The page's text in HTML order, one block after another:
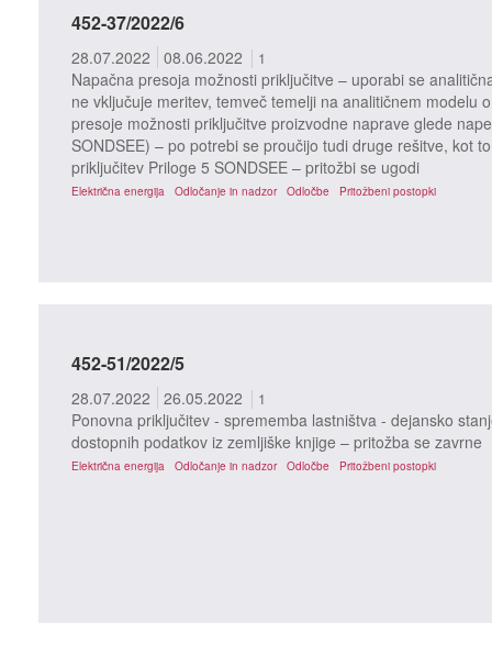
452-37/2022/6
28.07.2022 08.06.2022 1
Napačna presoja možnosti priključitve – uporabi se
ne vključuje meritev, temveč temelji na analitičnem modelu
presoje možnosti priključitve proizvodne naprave glede
SONDSEE) – po potrebi se proučijo tudi druge rešitve, kot
priključitev Priloge 5 SONDSEE – pritožbi se ugodi
Električna energija Odločanje in nadzor Odločbe Pritožbeni postopki
452-51/2022/5
28.07.2022 26.05.2022 1
Ponovna priključitev - sprememba lastništva - dejansko
dostopnih podatkov iz zemljiške knjige – pritožba se zavrne
Električna energija Odločanje in nadzor Odločbe Pritožbeni postopki